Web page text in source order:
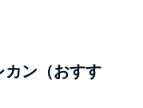
カン（おすす